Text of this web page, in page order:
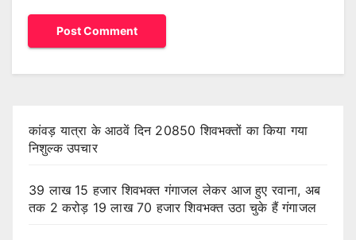
कांवड़ यात्रा के आठवें दिन 20850 शिवभक्तों का किया गया
निशुल्क उपचार
39 लाख 15 हजार शिवभक्त गंगाजल लेकर आज हुए रवाना, अब
तक 2 करोड़ 19 लाख 70 हजार शिवभक्त उठा चुके हैं गंगाजल